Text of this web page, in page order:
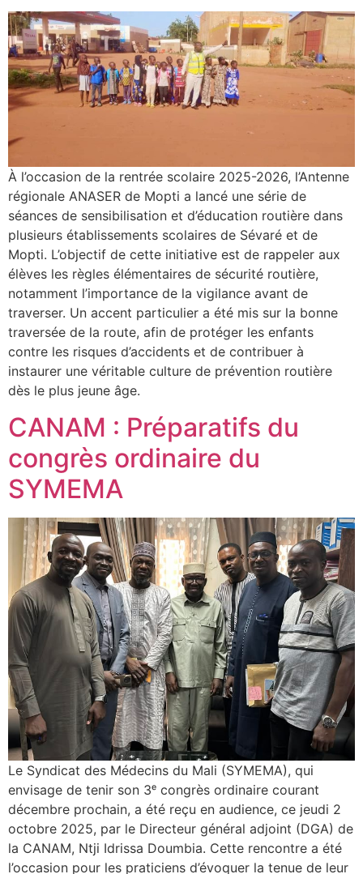
À l’occasion de la rentrée scolaire 2025-2026, l’Antenne
régionale ANASER de Mopti a lancé une série de
séances de sensibilisation et d’éducation routière dans
plusieurs établissements scolaires de Sévaré et de
Mopti. L’objectif de cette initiative est de rappeler aux
élèves les règles élémentaires de sécurité routière,
notamment l’importance de la vigilance avant de
traverser. Un accent particulier a été mis sur la bonne
traversée de la route, afin de protéger les enfants
contre les risques d’accidents et de contribuer à
instaurer une véritable culture de prévention routière
dès le plus jeune âge.
CANAM : Préparatifs du
congrès ordinaire du
SYMEMA
Le Syndicat des Médecins du Mali (SYMEMA), qui
envisage de tenir son 3ᵉ congrès ordinaire courant
décembre prochain, a été reçu en audience, ce jeudi 2
octobre 2025, par le Directeur général adjoint (DGA) de
la CANAM, Ntji Idrissa Doumbia. Cette rencontre a été
l’occasion pour les praticiens d’évoquer la tenue de leur